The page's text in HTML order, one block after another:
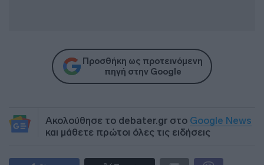
Προσθήκη ως προτεινόμενη
πηγή στην Google
Ακολούθησε το debater.gr στο Google News
και μάθετε πρώτοι όλες τις ειδήσεις